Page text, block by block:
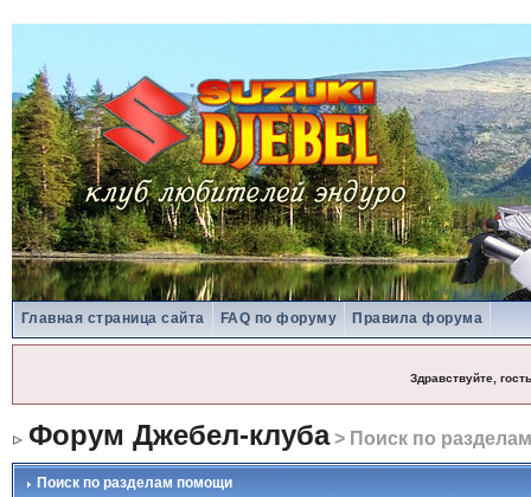
Главная страница сайта FAQ по форуму Правила форума
Здравствуйте, гость
Форум Джебел-клуба> Поиск по
Поиск по разделам помощи